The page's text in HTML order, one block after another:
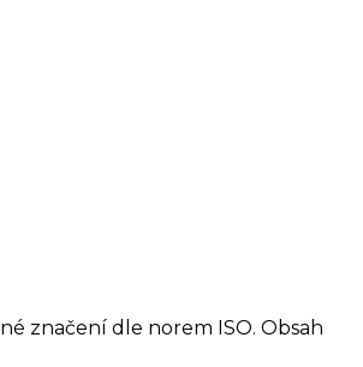
značení dle norem ISO. Obsah